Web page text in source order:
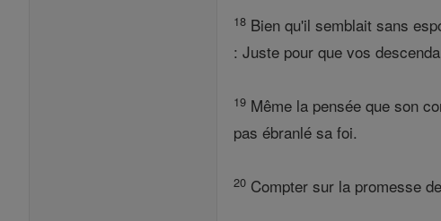
18 Bien qu'il semblait sans
: Juste pour que vos
19 Même la pensée que son
pas ébranlé sa foi.
20 Compter sur la promesse